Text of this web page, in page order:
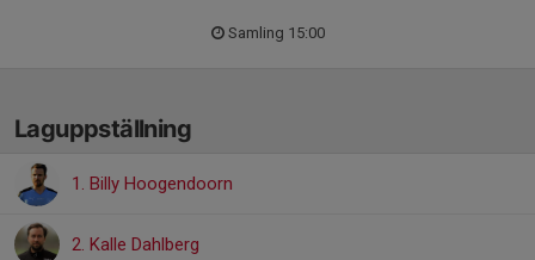
Samling 15:00
Laguppställning
1. Billy Hoogendoorn
2. Kalle Dahlberg